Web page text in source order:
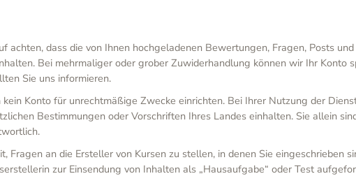
dass die von Ihnen hochgeladenen Bewertungen, Fragen, Posts
Bei mehrmaliger oder grober Zuwiderhandlung können wir Ihr Konto
Sie uns informieren.
Konto für unrechtmäßige Zwecke einrichten. Bei Ihrer Nutzung der
Bestimmungen oder Vorschriften Ihres Landes einhalten. Sie allein
an die Ersteller von Kursen zu stellen, in denen Sie eingeschrieben
zur Einsendung von Inhalten als „Hausaufgabe“ oder Test